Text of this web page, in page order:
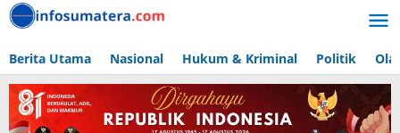
Lewati
ke
Berita Utama Nasional Hukum & Kriminal Politik